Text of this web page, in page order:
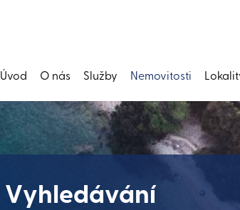
Úvod O nás Služby Nemovitosti
Vyhledávání